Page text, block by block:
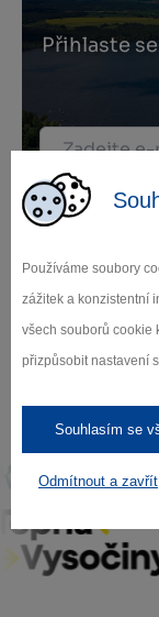
Používáme soubory
zážitek a konzistentní
všech souborů cookie
přizpůsobit nastavení
Souhlasím se
Odmítnout a zavřít
Přihlaste
Záleží nám na